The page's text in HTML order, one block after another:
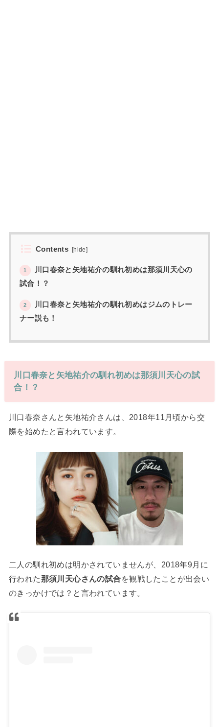
Contents [hide]
1
川口春奈と矢地祐介の馴れ初めは那須川天心の
試合！？
2
川口春奈と矢地祐介の馴れ初めはジムのトレー
ナー説も！
川口春奈と矢地祐介の馴れ初めは那須川天心の試
合！？
川口春奈さんと矢地祐介さんは、2018年11月頃から交
際を始めたと言われています。
二人の馴れ初めは明かされていませんが、2018年9月に
行われた那須川天心さんの試合を観戦したことが出会い
のきっかけでは？と言われています。